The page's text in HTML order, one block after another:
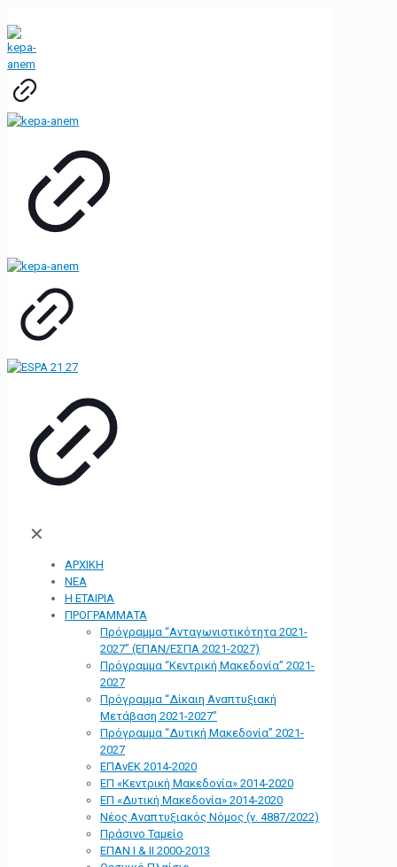
✕
ΑΡΧΙΚΗ
ΝΕΑ
Η ΕΤΑΙΡΙΑ
ΠΡΟΓΡΑΜΜΑΤΑ
Πρόγραμμα “Ανταγωνιστικότητα 2021-
2027” (ΕΠΑΝ/ΕΣΠΑ 2021-2027)
Πρόγραμμα “Κεντρική Μακεδονία” 2021-
2027
Πρόγραμμα “Δίκαιη Αναπτυξιακή
Μετάβαση 2021-2027”
Πρόγραμμα “Δυτική Μακεδονία” 2021-
2027
ΕΠΑνΕΚ 2014-2020
ΕΠ «Kεντρική Μακεδονία» 2014-2020
ΕΠ «Δυτική Μακεδονία» 2014-2020
Νέος Αναπτυξιακός Νόμος (ν. 4887/2022)
Πράσινο Ταμείο
ΕΠΑΝ Ι & ΙΙ 2000-2013